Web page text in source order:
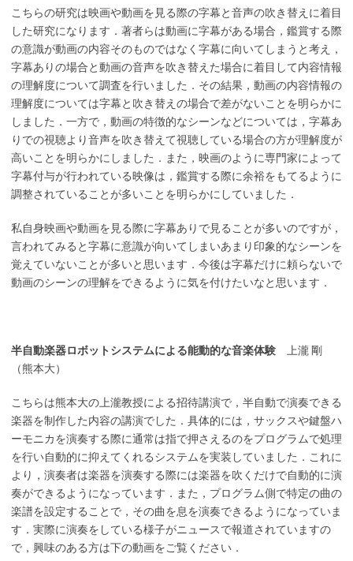
こちらの研究は映画や動画を見る際の字幕と音声の吹き替えに着目
した研究になります．著者らは動画に字幕がある場合，鑑賞する際
の意識が動画の内容そのものではなく字幕に向いてしまうと考え，
字幕ありの場合と動画の音声を吹き替えた場合に着目して内容情報
の理解度について調査を行いました．その結果，動画の内容情報の
理解度については字幕と吹き替えの場合で差がないことを明らかに
しました．一方で，動画の特徴的なシーンなどについては，字幕あ
りでの視聴より音声を吹き替えて視聴している場合の方が理解度が
高いことを明らかにしました．また，映画のように専門家によって
字幕付与が行われている映像は，鑑賞する際に余裕をもてるように
調整されていることが多いことを明らかにしていました．
私自身映画や動画を見る際に字幕ありで見ることが多いのですが，
言われてみると字幕に意識が向いてしまいあまり印象的なシーンを
覚えていないことが多いと思います．今後は字幕だけに頼らないで
動画のシーンの理解をできるように気を付けたいなと思います．
半自動楽器ロボットシステムによる能動的な音楽体験
上瀧 剛
（熊本大）
こちらは熊本大の上瀧教授による招待講演で，半自動で演奏できる
楽器を制作した内容の講演でした．具体的には，サックスや鍵盤ハ
ーモニカを演奏する際に通常は指で押さえるのをプログラムで処理
を行い自動的に抑えてくれるシステムを実装していました．これに
より，演奏者は楽器を演奏する際には楽器を吹くだけで自動的に演
奏ができるようになっています．また，プログラム側で特定の曲の
楽譜を設定することで，その曲を息を演奏できるようになっていま
す．実際に演奏をしている様子がニュースで報道されていますの
で，興味のある方は下の動画をご覧ください．